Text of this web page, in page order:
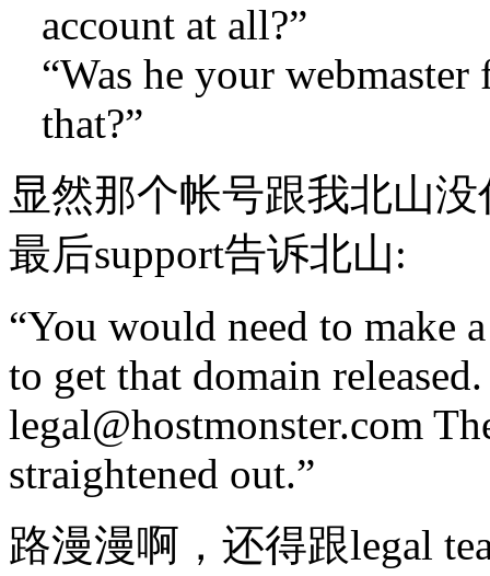
account at all?”
“Was he your
that?”
显然那个帐号跟我北山
最后support告诉北山:
“You would need to make
to get that domain
legal@hostmonster.com
straightened out.”
路漫漫啊，还得跟legal